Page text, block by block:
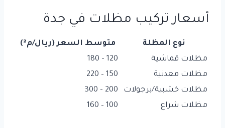
أسعار تركيب مظلات في جدة
نوع المظلة
متوسط السعر (ريال/م²)
مظلات قماشية
120 – 180
مظلات معدنية
150 – 220
مظلات خشبية/برجولات
200 – 300
مظلات شراع
100 – 160